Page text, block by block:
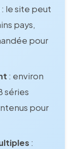
: le site peut
pays,
pour
: environ
séries
pour
: